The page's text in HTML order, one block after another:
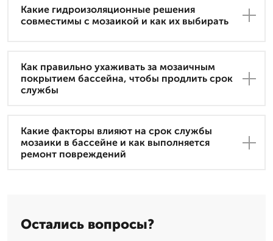
Какие гидроизоляционные решения
совместимы с мозаикой и как их выбирать
Как правильно ухаживать за мозаичным
покрытием бассейна, чтобы продлить срок
службы
Какие факторы влияют на срок службы
мозаики в бассейне и как выполняется
ремонт повреждений
Остались вопросы?